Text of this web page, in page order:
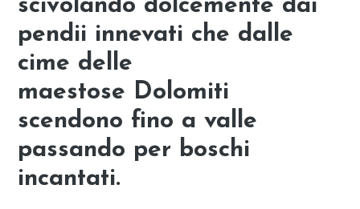
scivolando dolcemente dai
pendii innevati che dalle
cime delle
maestose Dolomiti
scendono fino a valle
passando per boschi
incantati.